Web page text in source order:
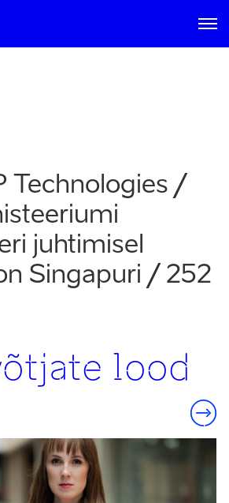
loetavad
Technologies /
juhtimisel
Singapuri / 252
lood